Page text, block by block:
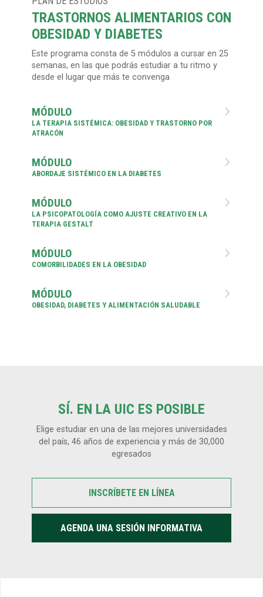
TRASTORNOS ALIMENTARIOS CON
OBESIDAD Y DIABETES
Este programa consta de 5 módulos a cursar en 25
semanas, en las que podrás estudiar a tu ritmo y
desde el lugar que más te convenga
MÓDULO

LA TERAPIA SISTÉMICA: OBESIDAD Y TRASTORNO POR
ATRACÓN
MÓDULO

ABORDAJE SISTÉMICO EN LA DIABETES
MÓDULO

LA PSICOPATOLOGÍA COMO AJUSTE CREATIVO EN LA
TERAPIA GESTALT
MÓDULO

COMORBILIDADES EN LA OBESIDAD
MÓDULO

OBESIDAD, DIABETES Y ALIMENTACIÓN SALUDABLE
SÍ. EN LA UIC ES POSIBLE
Elige estudiar en una de las mejores universidades
del país, 46 años de experiencia y más de 30,000
egresados
INSCRÍBETE EN LÍNEA
AGENDA UNA SESIÓN INFORMATIVA